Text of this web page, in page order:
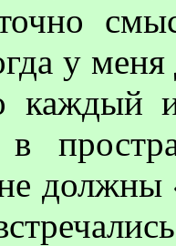
у меня
каждый
в
должны